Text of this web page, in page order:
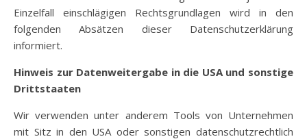
Einzelfall einschlägigen Rechtsgrundlagen wird in den
folgenden Absätzen dieser Datenschutzerklärung
informiert.
Hinweis zur Datenweitergabe in die USA und sonstige
Drittstaaten
Wir verwenden unter anderem Tools von Unternehmen
mit Sitz in den USA oder sonstigen datenschutzrechtlich